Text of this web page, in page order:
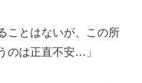
ことはないが、この所
のは正直不安…」